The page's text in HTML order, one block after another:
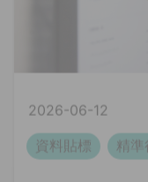
資料貼標
解資料貼標的核